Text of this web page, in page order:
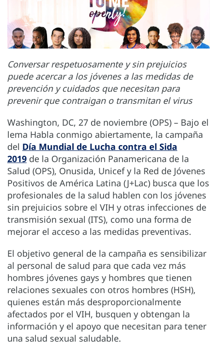
Conversar respetuosamente y sin prejuicios
puede acercar a los jóvenes a las medidas de
prevención y cuidados que necesitan para
prevenir que contraigan o transmitan el virus
Washington, DC, 27 de noviembre (OPS) – Bajo el
lema Habla conmigo abiertamente, la campaña
del Día Mundial de Lucha contra el Sida
2019 de la Organización Panamericana de la
Salud (OPS), Onusida, Unicef y la Red de Jóvenes
Positivos de América Latina (J+Lac) busca que los
profesionales de la salud hablen con los jóvenes
sin prejuicios sobre el VIH y otras infecciones de
transmisión sexual (ITS), como una forma de
mejorar el acceso a las medidas preventivas.
El objetivo general de la campaña es sensibilizar
al personal de salud para que cada vez más
hombres jóvenes gays y hombres que tienen
relaciones sexuales con otros hombres (HSH),
quienes están más desproporcionalmente
afectados por el VIH, busquen y obtengan la
información y el apoyo que necesitan para tener
una salud sexual saludable.